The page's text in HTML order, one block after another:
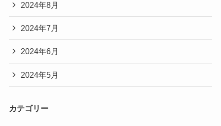
2024年8月
2024年7月
2024年6月
2024年5月
カテゴリー